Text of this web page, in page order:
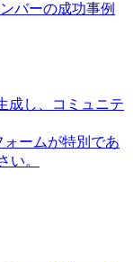
バーの成功事例
成し、コミュニテ
ームが特別であ
い。